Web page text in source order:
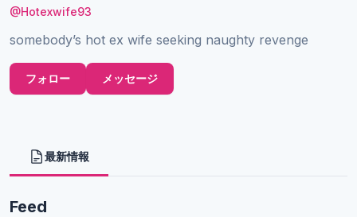
@Hotexwife93
somebody’s hot ex wife seeking naughty revenge
フォロー メッセージ
最新情報
Feed